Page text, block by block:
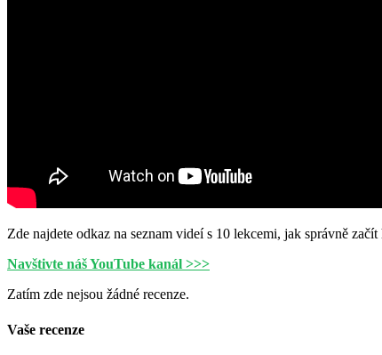
Zde najdete odkaz na seznam videí s 10 lekcemi, jak správně
Navštivte náš YouTube kanál >>>
Zatím zde nejsou žádné recenze.
Vaše recenze